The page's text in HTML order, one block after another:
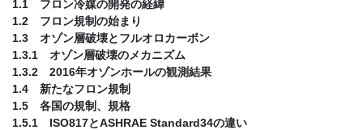
1.1 フロン冷媒の開発の経緯
1.2 フロン規制の始まり
1.3 オゾン層破壊とフルオロカーボン
1.3.1 オゾン層破壊のメカニズム
1.3.2 2016年オゾンホールの観測結果
1.4 新たなフロン規制
1.5 各国の規制、規格
1.5.1 ISO817とASHRAE Standard34の違い